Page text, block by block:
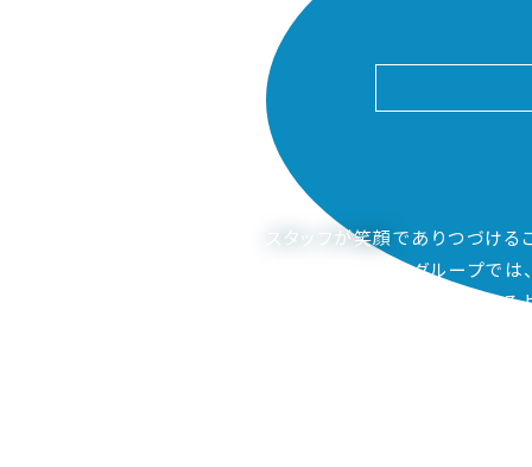
スタッフが笑顔でありつづける
ピアーサーティーグループでは
ご家族も笑顔になってもらえる